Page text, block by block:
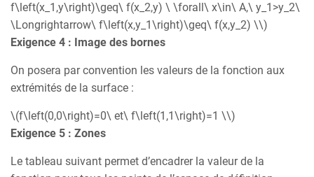
f\left(x_1,y\right)\geq\ f(x_2,y) \ \forall\ x\in\ A,\ y_1>y_2\
\Longrightarrow\ f\left(x,y_1\right)\geq\ f(x,y_2) \\)
Exigence 4 : Image des bornes
On posera par convention les valeurs de la fonction aux
extrémités de la surface :
\(f\left(0,0\right)=0\ et\ f\left(1,1\right)=1 \\)
Exigence 5 : Zones
Le tableau suivant permet d’encadrer la valeur de la